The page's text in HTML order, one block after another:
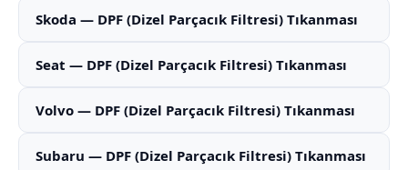
Skoda — DPF (Dizel Parçacık Filtresi) Tıkanması
Seat — DPF (Dizel Parçacık Filtresi) Tıkanması
Volvo — DPF (Dizel Parçacık Filtresi) Tıkanması
Subaru — DPF (Dizel Parçacık Filtresi) Tıkanması